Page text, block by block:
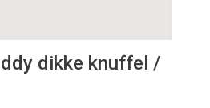
dikke knuffel /